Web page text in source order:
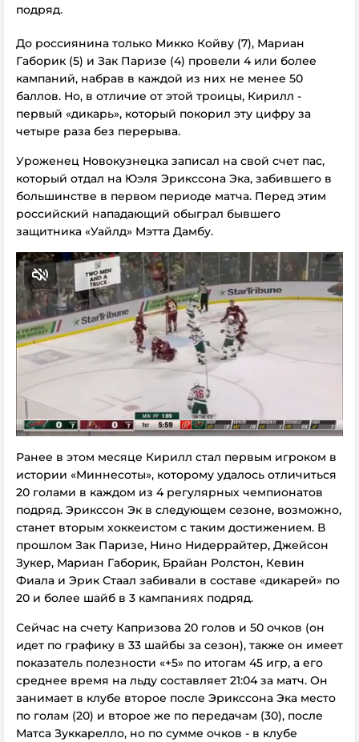
подряд.
До россиянина только Микко Койву (7), Мариан
Габорик (5) и Зак Паризе (4) провели 4 или более
кампаний, набрав в каждой из них не менее 50
баллов. Но, в отличие от этой троицы, Кирилл -
первый «дикарь», который покорил эту цифру за
четыре раза без перерыва.
Уроженец Новокузнецка записал на свой счет пас,
который отдал на Юэля Эрикссона Эка, забившего в
большинстве в первом периоде матча. Перед этим
российский нападающий обыграл бывшего
защитника «Уайлд» Мэтта Дамбу.
Ранее в этом месяце Кирилл стал первым игроком в
истории «Миннесоты», которому удалось отличиться
20 голами в каждом из 4 регулярных чемпионатов
подряд. Эрикссон Эк в следующем сезоне, возможно,
станет вторым хоккеистом с таким достижением. В
прошлом Зак Паризе, Нино Нидеррайтер, Джейсон
Зукер, Мариан Габорик, Брайан Ролстон, Кевин
Фиала и Эрик Стаал забивали в составе «дикарей» по
20 и более шайб в 3 кампаниях подряд.
Сейчас на счету Капризова 20 голов и 50 очков (он
идет по графику в 33 шайбы за сезон), также он имеет
показатель полезности «+5» по итогам 45 игр, а его
среднее время на льду составляет 21:04 за матч. Он
занимает в клубе второе после Эрикссона Эка место
по голам (20) и второе же по передачам (30), после
Матса Зуккарелло, но по сумме очков - в клубе